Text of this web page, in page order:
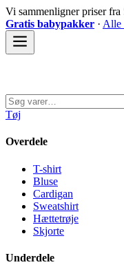
Spring
til
indhold
Vi sammenligner priser fra
Gratis babypakker · Alle
Søg
efter:
Tøj
Overdele
T-shirt
Bluse
Cardigan
Sweatshirt
Hættetrøje
Skjorte
Underdele